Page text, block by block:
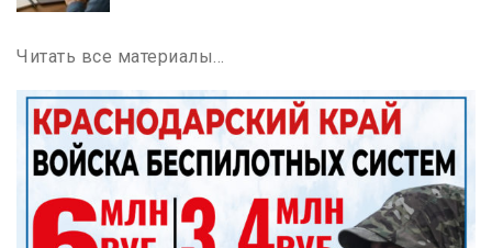
Читать все материалы…